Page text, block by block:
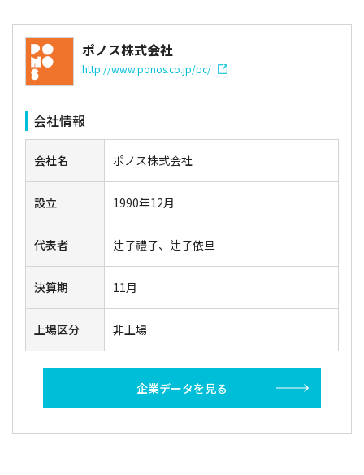
ポノス株式会社
http://www.ponos.co.jp/pc/
会社情報
会社名 ポノス株式会社
設立 1990年12月
代表者 辻子禮子、辻子依旦
決算期 11月
上場区分 非上場
企業データを見る